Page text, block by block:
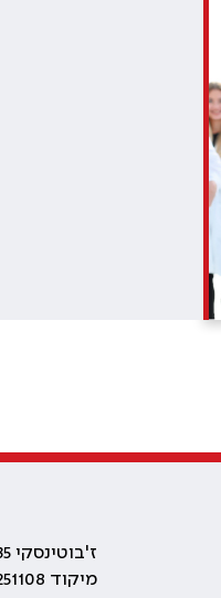
ז'בוטינסקי 35 רמת גן, בניין התאומים 2
מיקוד 5251108